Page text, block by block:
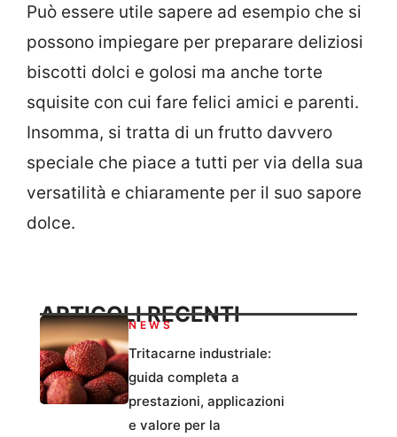
Può essere utile sapere ad esempio che si
possono impiegare per preparare deliziosi
biscotti dolci e golosi ma anche torte
squisite con cui fare felici amici e parenti.
Insomma, si tratta di un frutto davvero
speciale che piace a tutti per via della sua
versatilità e chiaramente per il suo sapore
dolce.
ARTICOLI RECENTI
NEWS
Tritacarne industriale:
guida completa a
prestazioni, applicazioni
e valore per la